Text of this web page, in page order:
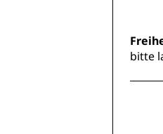
bitte